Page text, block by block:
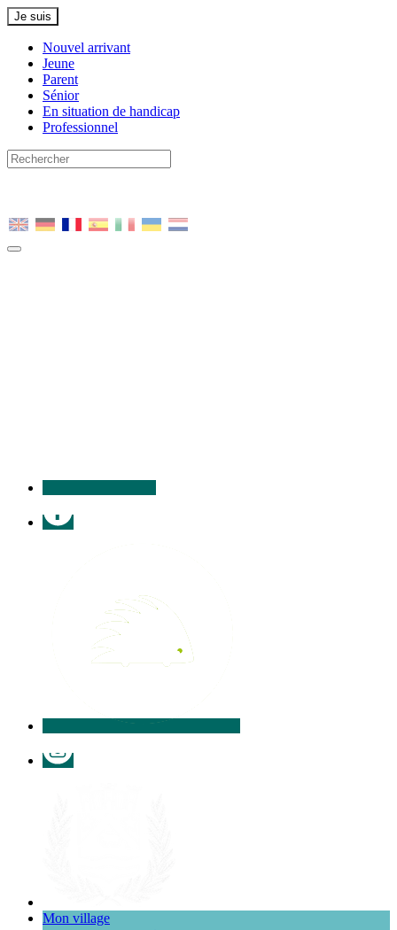
Je suis
Nouvel arrivant
Jeune
Parent
Sénior
En situation de handicap
Professionnel
Mon village